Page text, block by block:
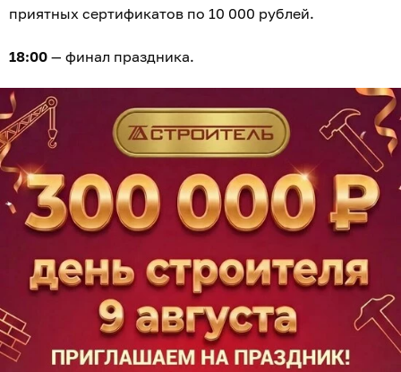
приятных сертификатов по 10 000 рублей.
18:00 — финал праздника.